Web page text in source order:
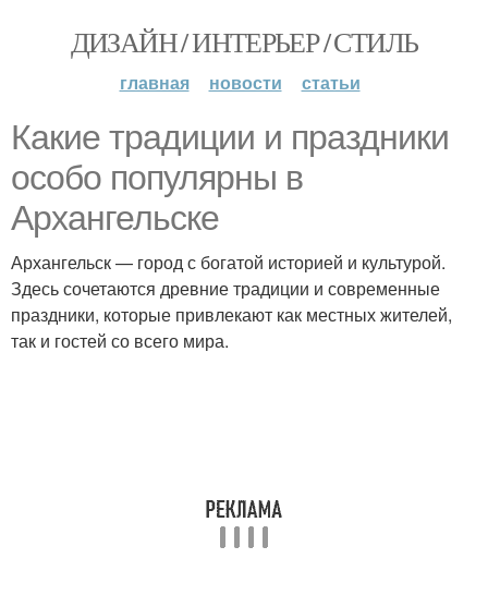
ДИЗАЙН / ИНТЕРЬЕР / СТИЛЬ
главная новости статьи
Какие традиции и праздники
особо популярны в
Архангельске
Архангельск — город с богатой историей и культурой.
Здесь сочетаются древние традиции и современные
праздники, которые привлекают как местных жителей,
так и гостей со всего мира.